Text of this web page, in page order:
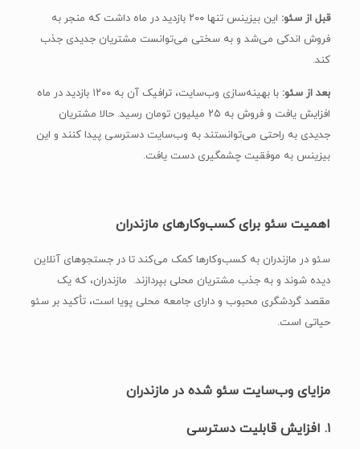
قبل از سئو:
این بیزینس تنها ۲۰۰ بازدید در ماه داشت که منجر به
فروش اندکی می‌شد و به سختی می‌توانست مشتریان جدیدی جذب
کند.
بعد از سئو:
با بهینه‌سازی وب‌سایت، ترافیک آن به ۱۲۰۰ بازدید در ماه
افزایش یافت و فروش به ۲۵ میلیون تومان رسید. حالا مشتریان
جدیدی به راحتی می‌توانستند به وب‌سایت دسترسی پیدا کنند و این
بیزینس به موفقیت چشمگیری دست یافت.
اهمیت سئو برای کسب‌وکارهای مازندران
سئو در مازندران به کسب‌وکارها کمک می‌کند تا در جستجوهای آنلاین
دیده شوند و به جذب مشتریان محلی بپردازند. مازندران، که یک
مقصد گردشگری محبوب و دارای جامعه محلی پویا است، تأکید بر سئو
حیاتی است.
مزایای وب‌سایت سئو شده در مازندران
۱. افزایش قابلیت دسترسی